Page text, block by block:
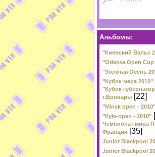
Альбомы:
"Киевский Вальс
"Odessa Open Cup
"Золотая Осень
"Кубок мера 2010"
"Кубок
г.Бровары [22]
"Minsk open -
"Кyiv-open - 2010"
Чемпионат мира
Франция [35]
Junior Blackpool
Junior Blackpool